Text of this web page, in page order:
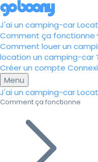
J'ai un camping-car
Comment ça fonctionne
Comment louer un
location un camping-car
Créer un compte
Menu
J'ai un camping-car
Comment ça fonctionne